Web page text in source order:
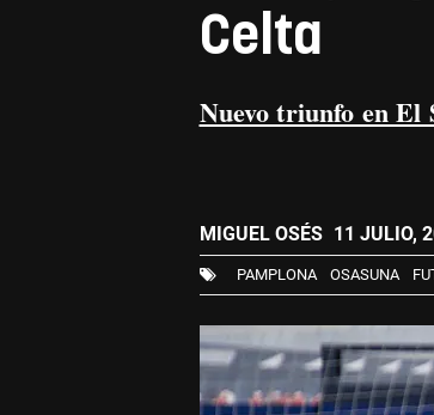
Celta
Nuevo triunfo en El
MIGUEL OSÉS 11 JULIO,
PAMPLONA OSASUNA